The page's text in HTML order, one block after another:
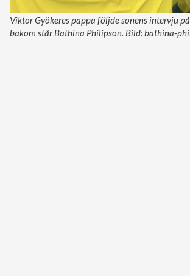
Viktor Gyökeres pappa följde sonens intervju
bakom står Bathina Philipson. Bild: bathina-